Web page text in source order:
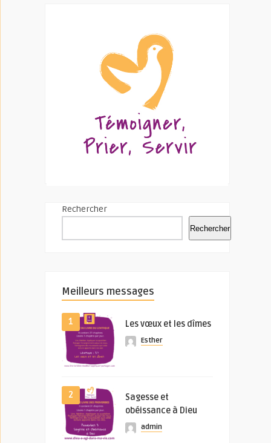
Rechercher
Rechercher
Meilleurs messages
1 Les vœux et les dîmes
Esther
2
Sagesse et
obéissance à Dieu
admin